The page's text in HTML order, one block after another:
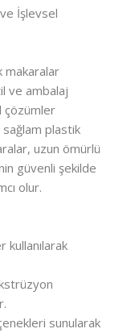
İşlevsel
makaralar
ve ambalaj
çözümler
plastik
uzun ömürlü
güvenli şekilde
olur.
sunularak